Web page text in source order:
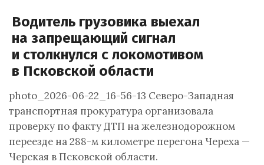
Водитель грузовика выехал
на запрещающий сигнал
и столкнулся с локомотивом
в Псковской области
photo_2026-06-22_16-56-13 Северо-Западная
транспортная прокуратура организовала
проверку по факту ДТП на железнодорожном
переезде на 288-м километре перегона Череха —
Черская в Псковской области.